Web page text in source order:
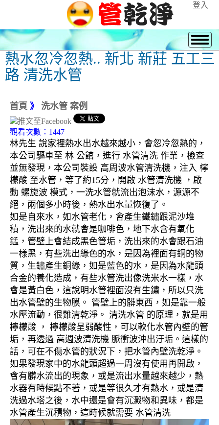
登入
熱水忽冷忽熱.. 新北 新莊 五工三
路 清洗水管
首頁 》 洗水管 案例
觀看次數：1447
林先生 說家裡熱水出水越來越小，會忽冷忽熱的，
本公司驅車至 林 公館，進行 水管清洗 作業，檢查
並無發現，本公司裝設 高周波水管清洗機，注入 檸
檬酸 至水管，等了約15分，開啟 水管清洗機 ，啟
動 螺旋波 模式，一洗水管就流出泡沫水，源源不
絕，兩個多小時後，熱水出水量恢復了。
如是自來水，如水管老化，會產生鐵鏽跟泥沙堆
積，洗出來的水就會是咖啡色，地下水含有氧化
錳，管壁上會結成黑色管垢，洗出來的水會跟石油
一樣黑，有些洗出綠色的水，是因為裡面有銅的物
質，生鏽產生銅綠，如是藍色的水，是因為水龍頭
合金的養化造成，有些水管洗出像洗米水一樣，水
會是黃白色，這說明水管裡面沒有生鏽，所以只洗
出水管壁的生物膜。 管壁上的髒東西，如是靠一般
水壓流動，很難清乾淨。 清洗水管 的原理，就是用
檸檬酸 ， 檸檬酸呈弱酸性，可以軟化水管內壁的管
垢，再透過 高週波清洗機 脈衝波沖出汙垢。這樣的
話，可在不傷水管的狀況下，把水管內壁洗乾淨。
如果發現家中的水龍頭超過一周沒有使用再開啟，
會有髒水流出的現象，或是流出水量越來越少，熱
水器有時候點不著，或是等很久才有熱水，或是清
洗過水塔之後，水中還是會有沉澱物和異味，都是
水管產生沉積物，這時候就需要 水管清洗